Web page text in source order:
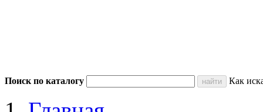
Поиск по каталогу Как